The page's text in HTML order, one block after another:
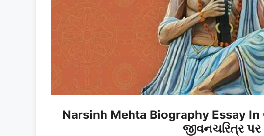
Narsinh Mehta Biography Essay
જીવનચરિત્ર પર